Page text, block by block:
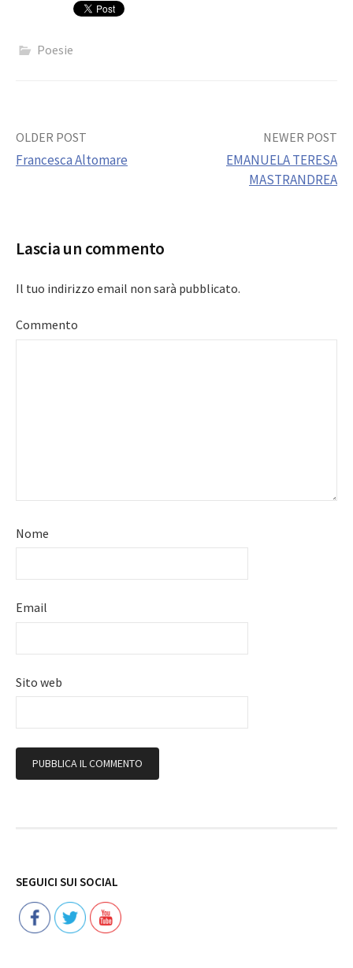
Poesie
Post
OLDER POST
Francesca Altomare
NEWER POST
EMANUELA TERESA
MASTRANDREA
Lascia un commento
Il tuo indirizzo email non sarà pubblicato.
Commento
Nome
Email
Sito web
SEGUICI SUI SOCIAL